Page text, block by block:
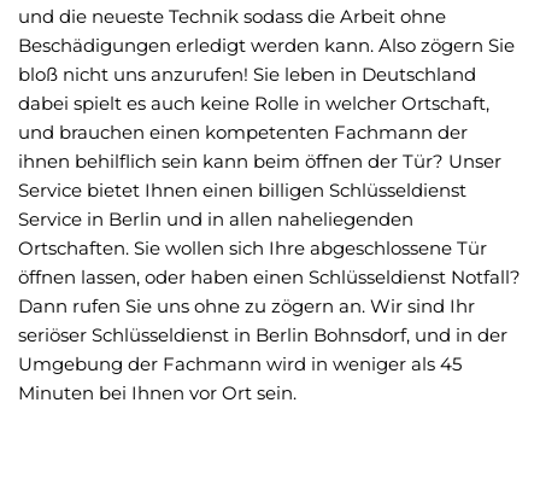
und die neueste Technik sodass die Arbeit ohne
Beschädigungen erledigt werden kann. Also zögern Sie
bloß nicht uns anzurufen! Sie leben in Deutschland
dabei spielt es auch keine Rolle in welcher Ortschaft,
und brauchen einen kompetenten Fachmann der
ihnen behilflich sein kann beim öffnen der Tür? Unser
Service bietet Ihnen einen billigen Schlüsseldienst
Service in Berlin und in allen naheliegenden
Ortschaften. Sie wollen sich Ihre abgeschlossene Tür
öffnen lassen, oder haben einen Schlüsseldienst Notfall?
Dann rufen Sie uns ohne zu zögern an. Wir sind Ihr
seriöser Schlüsseldienst in Berlin Bohnsdorf, und in der
Umgebung der Fachmann wird in weniger als 45
Minuten bei Ihnen vor Ort sein.